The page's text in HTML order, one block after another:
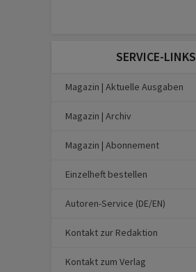
SERVICE-LINKS
Magazin | Aktuelle Ausgaben
Magazin | Archiv
Magazin | Abonnement
Einzelheft bestellen
Autoren-Service (DE/EN)
Kontakt zur Redaktion
Kontakt zum Verlag